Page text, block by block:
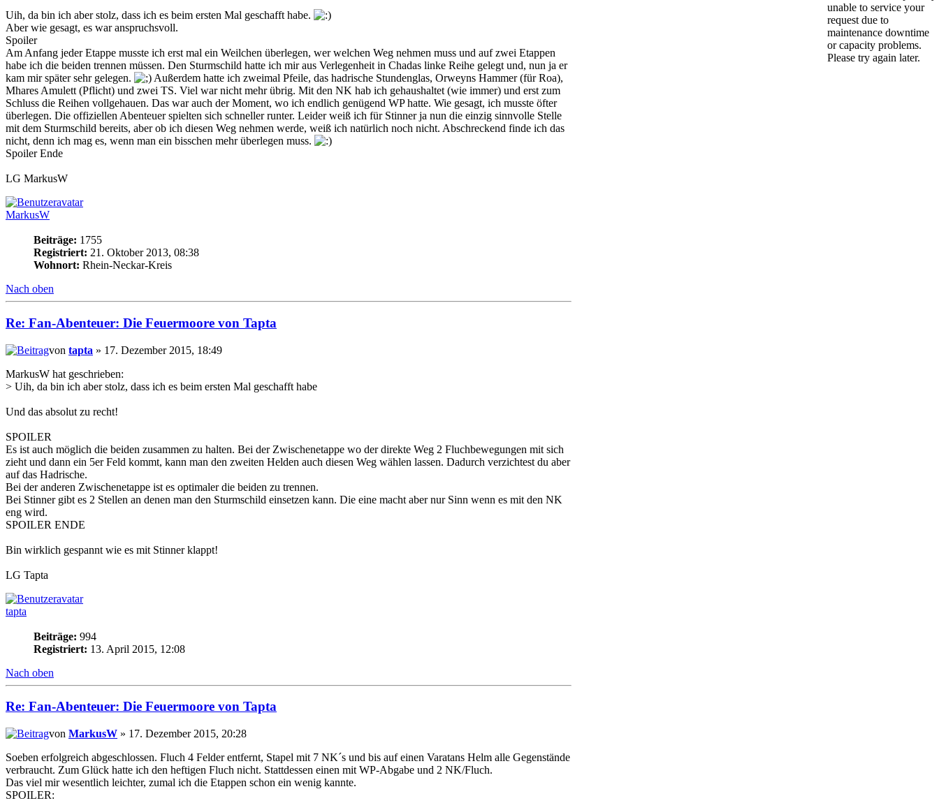
Uih, da bin ich aber stolz, dass ich es beim ersten Mal geschafft habe.
Aber wie gesagt, es war anspruchsvoll.
Spoiler
Am Anfang jeder Etappe musste ich erst mal ein Weilchen überlegen, wer welchen Weg nehmen muss und auf zwei Etappen
habe ich die beiden trennen müssen. Den Sturmschild hatte ich mir aus Verlegenheit in Chadas linke Reihe gelegt und, nun ja er
kam mir später sehr gelegen.
Außerdem hatte ich zweimal Pfeile, das hadrische Stundenglas, Orweyns Hammer (für Roa),
Mhares Amulett (Pflicht) und zwei TS. Viel war nicht mehr übrig. Mit den NK hab ich gehaushaltet (wie immer) und erst zum
Schluss die Reihen vollgehauen. Das war auch der Moment, wo ich endlich genügend WP hatte. Wie gesagt, ich musste öfter
überlegen. Die offiziellen Abenteuer spielten sich schneller runter. Leider weiß ich für Stinner ja nun die einzig sinnvolle Stelle
mit dem Sturmschild bereits, aber ob ich diesen Weg nehmen werde, weiß ich natürlich noch nicht. Abschreckend finde ich das
nicht, denn ich mag es, wenn man ein bisschen mehr überlegen muss.
Spoiler Ende
LG MarkusW
MarkusW
Beiträge: 1755
Registriert: 21. Oktober 2013, 08:38
Wohnort: Rhein-Neckar-Kreis
Nach oben
Re: Fan-Abenteuer: Die Feuermoore von Tapta
von tapta » 17. Dezember 2015, 18:49
MarkusW hat geschrieben:
> Uih, da bin ich aber stolz, dass ich es beim ersten Mal geschafft habe
Und das absolut zu recht!
SPOILER
Es ist auch möglich die beiden zusammen zu halten. Bei der Zwischenetappe wo der direkte Weg 2 Fluchbewegungen mit sich
zieht und dann ein 5er Feld kommt, kann man den zweiten Helden auch diesen Weg wählen lassen. Dadurch verzichtest du aber
auf das Hadrische.
Bei der anderen Zwischenetappe ist es optimaler die beiden zu trennen.
Bei Stinner gibt es 2 Stellen an denen man den Sturmschild einsetzen kann. Die eine macht aber nur Sinn wenn es mit den NK
eng wird.
SPOILER ENDE
Bin wirklich gespannt wie es mit Stinner klappt!
LG Tapta
tapta
Beiträge: 994
Registriert: 13. April 2015, 12:08
Nach oben
Re: Fan-Abenteuer: Die Feuermoore von Tapta
von MarkusW » 17. Dezember 2015, 20:28
Soeben erfolgreich abgeschlossen. Fluch 4 Felder entfernt, Stapel mit 7 NK´s und bis auf einen Varatans Helm alle Gegenstände
verbraucht. Zum Glück hatte ich den heftigen Fluch nicht. Stattdessen einen mit WP-Abgabe und 2 NK/Fluch.
Das viel mir wesentlich leichter, zumal ich die Etappen schon ein wenig kannte.
SPOILER: